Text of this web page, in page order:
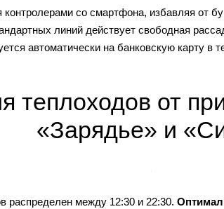
со смартфона, избавляя от
линий действует свободная
автоматически на банковскую карту в
теплоходов от
«Зарядье» и
распределен между 12:30 и 22:30.